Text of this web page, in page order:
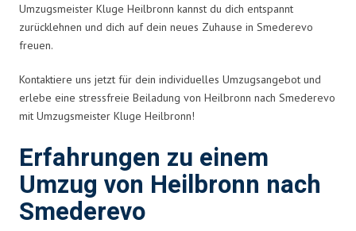
Umzugsmeister Kluge Heilbronn kannst du dich entspannt
zurücklehnen und dich auf dein neues Zuhause in Smederevo
freuen.
Kontaktiere uns jetzt für dein individuelles Umzugsangebot und
erlebe eine stressfreie Beiladung von Heilbronn nach Smederevo
mit Umzugsmeister Kluge Heilbronn!
Erfahrungen zu einem
Umzug von Heilbronn nach
Smederevo